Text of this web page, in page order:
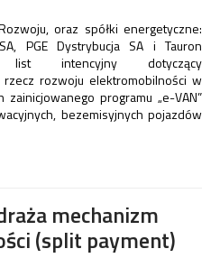
oraz spółki energetyczne:
PGE Dystrybucja SA i Tauron
list intencyjny dotyczący
rozwoju elektromobilności w
zainicjowanego programu „e-VAN”
bezemisyjnych pojazdów
mechanizm
(split payment)